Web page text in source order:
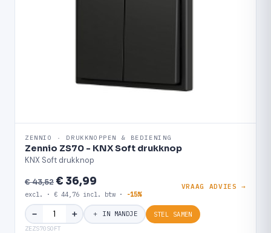
ZENNIO · DRUKKNOPPEN & BEDIENING
Zennio ZS70 - KNX Soft drukknop
KNX Soft drukknop
€ 43,52€ 36,99
excl. · € 44,76 incl. btw · -15%
VRAAG ADVIES →
− ＋ ＋ IN MANDJE STEL SAMEN
ZEZS70SOFT